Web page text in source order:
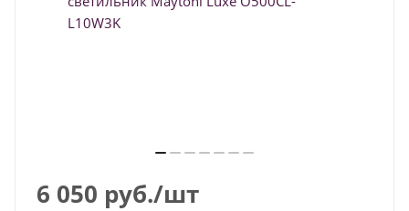
6 050 руб./шт